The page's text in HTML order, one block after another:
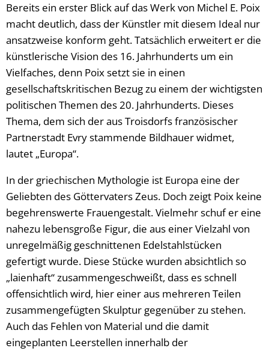
Bereits ein erster Blick auf das Werk von Michel E. Poix
macht deutlich, dass der Künstler mit diesem Ideal nur
ansatzweise konform geht. Tatsächlich erweitert er die
künstlerische Vision des 16. Jahrhunderts um ein
Vielfaches, denn Poix setzt sie in einen
gesellschaftskritischen Bezug zu einem der wichtigsten
politischen Themen des 20. Jahrhunderts. Dieses
Thema, dem sich der aus Troisdorfs französischer
Partnerstadt Evry stammende Bildhauer widmet,
lautet „Europa“.
In der griechischen Mythologie ist Europa eine der
Geliebten des Göttervaters Zeus. Doch zeigt Poix keine
begehrenswerte Frauengestalt. Vielmehr schuf er eine
nahezu lebensgroße Figur, die aus einer Vielzahl von
unregelmäßig geschnittenen Edelstahlstücken
gefertigt wurde. Diese Stücke wurden absichtlich so
„laienhaft“ zusammengeschweißt, dass es schnell
offensichtlich wird, hier einer aus mehreren Teilen
zusammengefügten Skulptur gegenüber zu stehen.
Auch das Fehlen von Material und die damit
eingeplanten Leerstellen innerhalb der